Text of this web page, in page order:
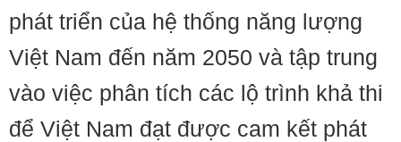
phát triển của hệ thống năng lượng
Việt Nam đến năm 2050 và tập trung
vào việc phân tích các lộ trình khả thi
để Việt Nam đạt được cam kết phát